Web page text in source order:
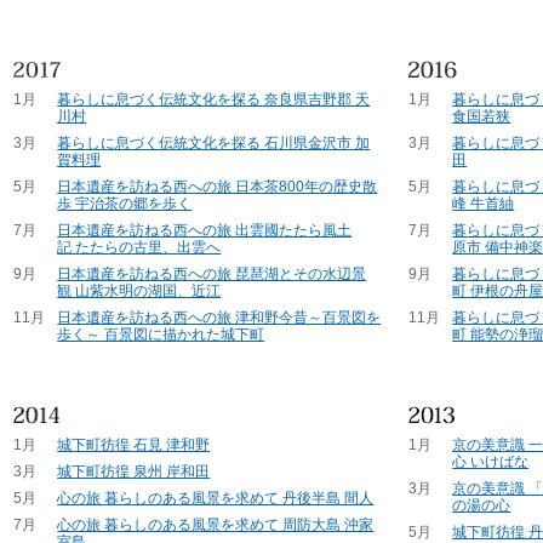
1月
暮らしに息づく伝統文化を探る 奈良県吉野郡 天
川村
3月
暮らしに息づく伝統文化を探る 石川県金沢市 加
賀料理
5月
日本遺産を訪ねる西への旅 日本茶800年の歴史散
歩 宇治茶の郷を歩く
7月
日本遺産を訪ねる西への旅 出雲國たたら風土
記 たたらの古里、出雲へ
9月
日本遺産を訪ねる西への旅 琵琶湖とその水辺景
観 山紫水明の湖国、近江
11月
日本遺産を訪ねる西への旅 津和野今昔～百景図を
歩く～ 百景図に描かれた城下町
1月
暮らしに息
食国若狭
3月
暮らしに息
田
5月
暮らしに息
峰 牛首紬
7月
暮らしに息
原市 備中神楽
9月
暮らしに息
町 伊根の舟屋
11月
暮らしに息
町 能勢の浄
1月
城下町彷徨 石見 津和野
3月
城下町彷徨 泉州 岸和田
5月
心の旅 暮らしのある風景を求めて 丹後半島 間人
7月
心の旅 暮らしのある風景を求めて 周防大島 沖家
1月
京の美意識
心 いけばな
3月
京の美意識
の湯の心
5月
城下町彷徨